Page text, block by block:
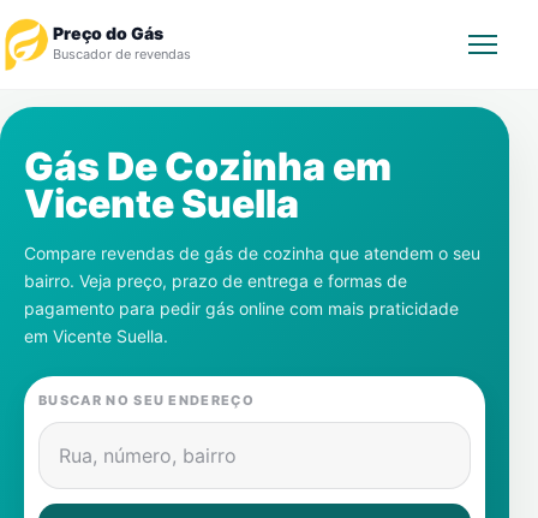
Preço do Gás
Buscador de revendas
Revendedor
Notícias
Cadastre-se
Gás
Contatos
Gás De Cozinha em
Vicente Suella
Compare revendas de gás de cozinha que atendem o seu
bairro. Veja preço, prazo de entrega e formas de
pagamento para pedir gás online com mais praticidade
em Vicente Suella.
BUSCAR NO SEU ENDEREÇO
Rua, número, bairro